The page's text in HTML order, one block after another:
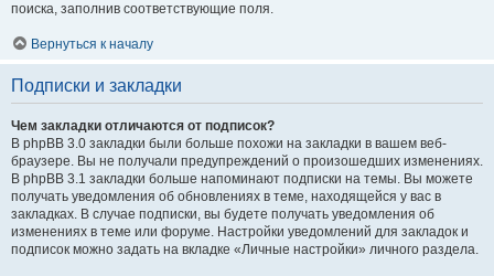
поиска, заполнив соответствующие поля.
Вернуться к началу
Подписки и закладки
Чем закладки отличаются от подписок?
В phpBB 3.0 закладки были больше похожи на закладки в вашем веб-
браузере. Вы не получали предупреждений о произошедших изменениях.
В phpBB 3.1 закладки больше напоминают подписки на темы. Вы можете
получать уведомления об обновлениях в теме, находящейся у вас в
закладках. В случае подписки, вы будете получать уведомления об
изменениях в теме или форуме. Настройки уведомлений для закладок и
подписок можно задать на вкладке «Личные настройки» личного раздела.